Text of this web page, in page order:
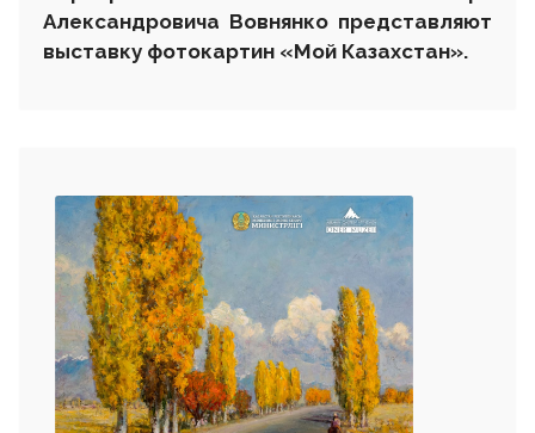
Александровича Вовнянко представляют
выставку фотокартин «Мой Казахстан».